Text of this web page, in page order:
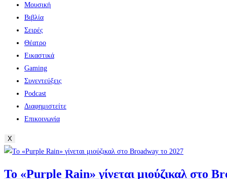
Μουσική
Βιβλία
Σειρές
Θέατρο
Εικαστικά
Gaming
Συνεντεύξεις
Podcast
Διαφημιστείτε
Επικοινωνία
X
Το «Purple Rain» γίνεται μιούζικαλ στο